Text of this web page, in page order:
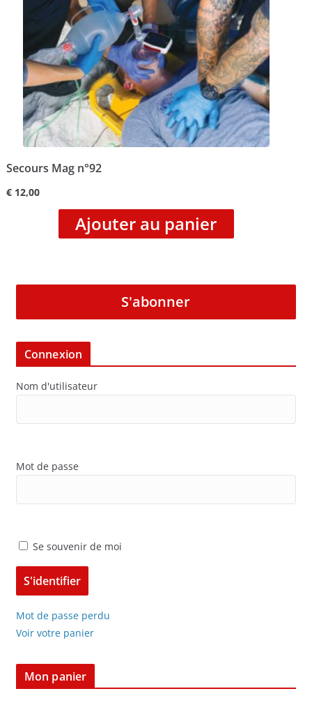
Secours Mag n°92
€12,00
Ajouter au panier
S'abonner
Connexion
Nom d'utilisateur
Mot de passe
Se souvenir de moi
Mot de passe perdu
Voir votre panier
Mon panier